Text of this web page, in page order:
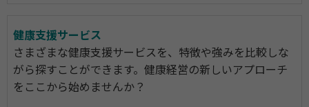
健康支援サービス
さまざまな健康支援サービスを、特徴や強みを比較しな
がら探すことができます。健康経営の新しいアプローチ
をここから始めませんか？